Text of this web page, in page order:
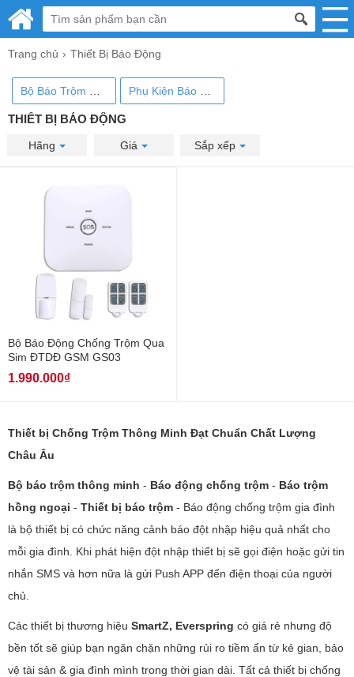
Trang chủ Thiết Bị Báo Động
THIẾT BỊ BÁO ĐỘNG
Hãng Giá Sắp xếp
Bộ Báo Động Chống Trộm Qua
Sim ĐTDĐ GSM GS03
1.990.000₫
Thiết bị Chống Trộm Thông Minh Đạt Chuẩn Chất Lượng
Châu Âu
Bộ báo trộm thông minh - Báo động chống trộm - Báo trộm
hồng ngoại - Thiết bị báo trộm - Báo động chống trộm gia đình
là bộ thiết bị có chức năng cảnh báo đột nhập hiệu quả nhất cho
mỗi gia đình. Khi phát hiện đột nhập thiết bị sẽ gọi điện hoặc gửi tin
nhắn SMS và hơn nữa là gửi Push APP đến điện thoại của người
chủ.
Các thiết bị thương hiệu SmartZ, Everspring có giá rẻ nhưng độ
bền tốt sẽ giúp bạn ngăn chặn những rủi ro tiềm ẩn từ kẻ gian, bảo
vệ tài sản & gia đình mình trong thời gian dài. Tất cả thiết bị chống